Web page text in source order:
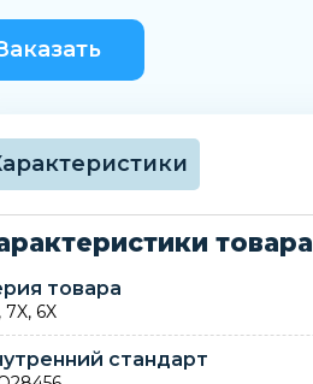
товара
товара
7X, 6X
стандарт